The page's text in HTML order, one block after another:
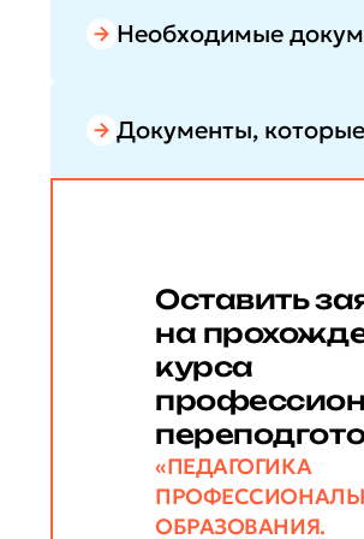
Необходимые
Документы,
Оставить
на
курса
«ПЕДАГОГИКА
ОБРАЗОВАНИЯ.